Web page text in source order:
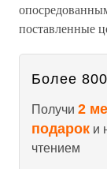
поставленные
Более
Получи 2
подарок и
чтением